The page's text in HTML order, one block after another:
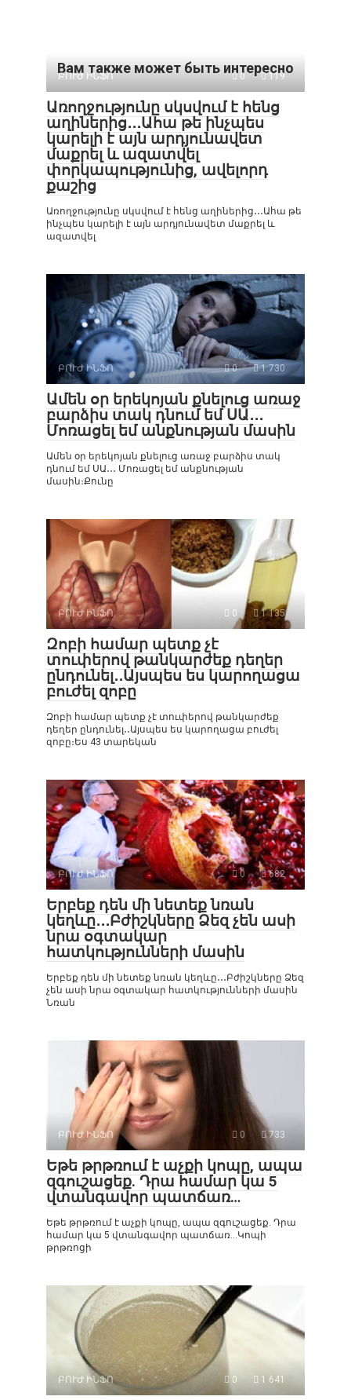
Вам также может быть интересно
ԲՈՒԺ ԻՆՖՈ 0 119
Առողջությունը սկսվում է հենց
աղիներից․․․Ահա թե ինչպես
կարելի է այն արդյունավետ
մաքրել և ազատվել
փորկապությունից, ավելորդ
քաշից
Առողջությունը սկսվում է հենց աղիներից․․․Ահա թե
ինչպես կարելի է այն արդյունավետ մաքրել և
ազատվել
ԲՈՒԺ ԻՆՖՈ 0 1 730
Ամեն օր երեկոյան քնելուց առաջ
բարձիս տակ դնում եմ ՍԱ․․․
Մոռացել եմ անքնության մասին
Ամեն օր երեկոյան քնելուց առաջ բարձիս տակ
դնում եմ ՍԱ․․․ Մոռացել եմ անքնության
մասին։Քունը
ԲՈՒԺ ԻՆՖՈ 0 1 135
Զոբի համար պետք չէ
տուփերով թանկարժեք դեղեր
ընդունել․․Այսպես ես կարողացա
բուժել զոբը
Զոբի համար պետք չէ տուփերով թանկարժեք
դեղեր ընդունել․․Այսպես ես կարողացա բուժել
զոբը։Ես 43 տարեկան
ԲՈՒԺ ԻՆՖՈ 0 682
Երբեք դեն մի նետեք նռան
կեղևը․․․Բժիշկները Ձեզ չեն ասի
նրա օգտակար
հատկությունների մասին
Երբեք դեն մի նետեք նռան կեղևը․․․Բժիշկները Ձեզ
չեն ասի նրա օգտակար հատկությունների մասին
Նռան
ԲՈՒԺ ԻՆՖՈ 0 733
Եթե թրթռում է աչքի կոպը, ապա
զգուշացեք. Դրա համար կա 5
վտանգավոր պատճառ…
Եթե թրթռում է աչքի կոպը, ապա զգուշացեք. Դրա
համար կա 5 վտանգավոր պատճառ…Կոպի
թրթռոցի
ԲՈՒԺ ԻՆՖՈ 0 1 641